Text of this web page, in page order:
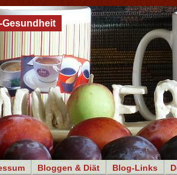
Bloggen & Diät Blog-Links
Gesundheit